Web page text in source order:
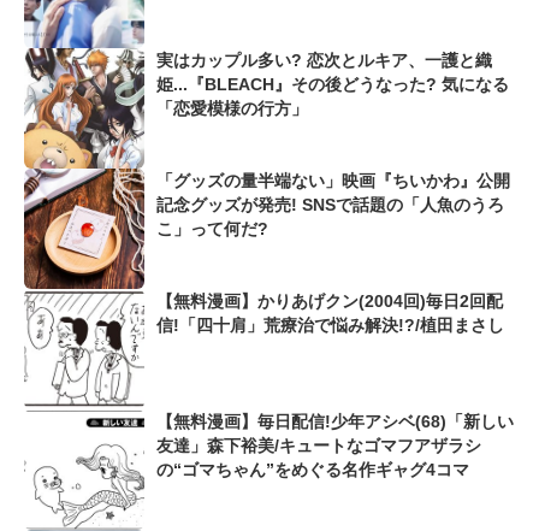
実はカップル多い? 恋次とルキア、一護と織
姫...『BLEACH』その後どうなった? 気になる
「恋愛模様の行方」
「グッズの量半端ない」映画『ちいかわ』公開
記念グッズが発売! SNSで話題の「人魚のうろ
こ」って何だ?
【無料漫画】かりあげクン(2004回)毎日2回配
信!「四十肩」荒療治で悩み解決!?/植田まさし
【無料漫画】毎日配信!少年アシベ(68)「新しい
友達」森下裕美/キュートなゴマフアザラシ
の“ゴマちゃん”をめぐる名作ギャグ4コマ